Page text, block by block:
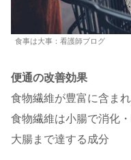
食事は大事：看護師ブログ
便通の改善効果
食物繊維が豊富に含ま
食物繊維は小腸で消化
大腸まで達する成分